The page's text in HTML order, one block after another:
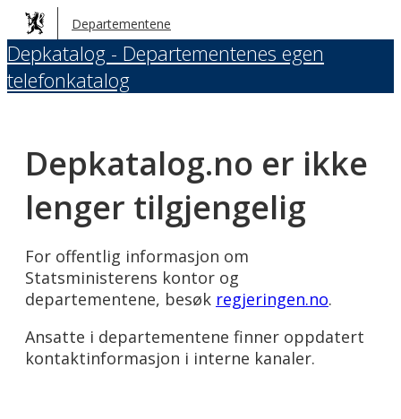
Hopp
til
hovedinnhold
Departementene
Depkatalog - Departementenes egen
telefonkatalog
Depkatalog.no er ikke
lenger tilgjengelig
For offentlig informasjon om
Statsministerens kontor og
departementene, besøk regjeringen.no.
Ansatte i departementene finner oppdatert
kontaktinformasjon i interne kanaler.